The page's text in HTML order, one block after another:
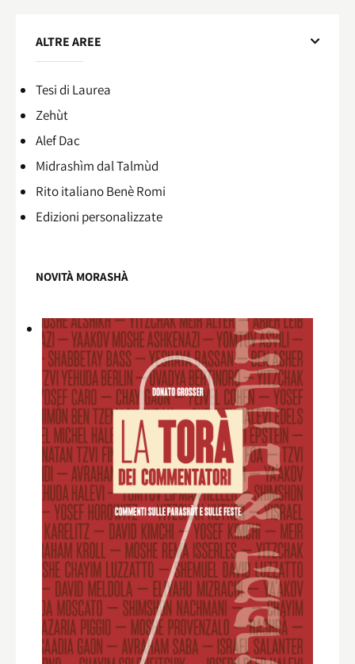
ALTRE AREE
Tesi di Laurea
Zehùt
Alef Dac
Midrashìm dal Talmùd
Rito italiano Benè Romi​
Edizioni personalizzate
NOVITÀ MORASHÀ